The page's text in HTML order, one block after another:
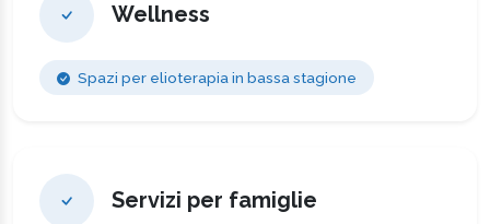
Wellness
Spazi per elioterapia in bassa stagione
Servizi per famiglie